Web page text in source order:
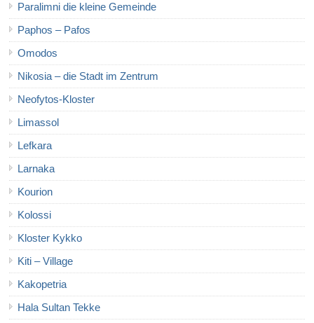
Paralimni die kleine Gemeinde
Paphos – Pafos
Omodos
Nikosia – die Stadt im Zentrum
Neofytos-Kloster
Limassol
Lefkara
Larnaka
Kourion
Kolossi
Kloster Kykko
Kiti – Village
Kakopetria
Hala Sultan Tekke